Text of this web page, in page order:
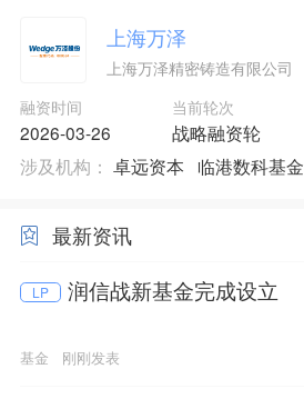
上海万泽
上海万泽精密铸造有限公司
融资时间
2026-03-26
当前轮次
战略融资轮
涉及机构： 卓远资本 临港数科基金
最新资讯
LP 润信战新基金完成设立
基金 刚刚发表